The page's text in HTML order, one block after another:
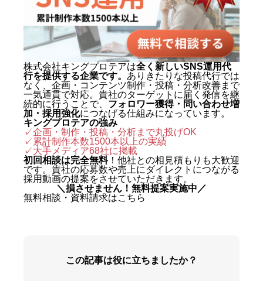
株式会社キングプロテアは全く新しいSNS運用代
行を提供する企業です。 ありきたりな投稿代行では
なく、企画・コンテンツ制作・投稿・分析改善まで
一気通貫で対応。貴社のターゲットに届く発信を継
続的に行うことで、 フォロワー獲得・問い合わせ増
加・採用強化につなげる仕組みになっています。
キングプロテアの強み
✓企画・制作・投稿・分析まで丸投げOK
✓累計制作本数1500本以上の実績
✓大手メディア68社に掲載
初回相談は完全無料！他社との相見積もりも大歓迎
です。貴社の応募数や売上にダイレクトにつながる
採用動画の提案をさせていただきます。
＼損させません！無料提案実施中／
無料相談・資料請求はこちら
この記事は役に立ちましたか？